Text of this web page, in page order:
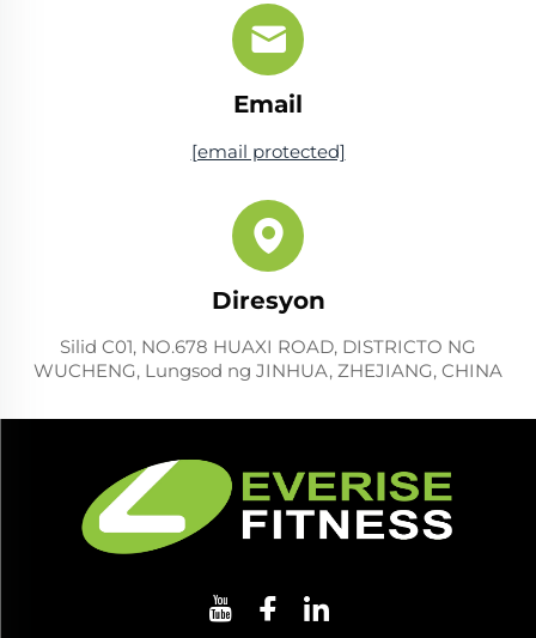
Email
[email protected]
Diresyon
Silid C01, NO.678 HUAXI ROAD, DISTRICTO NG
WUCHENG, Lungsod ng JINHUA, ZHEJIANG, CHINA